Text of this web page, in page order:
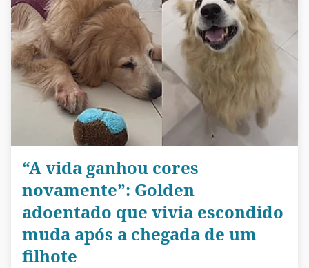
“A vida ganhou cores
novamente”: Golden
adoentado que vivia escondido
muda após a chegada de um
filhote